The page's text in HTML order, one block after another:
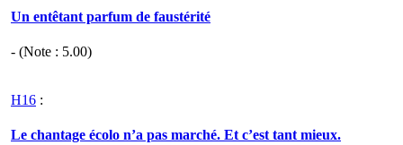
Un entêtant parfum de faustérité
- (Note : 5.00)
H16 :
Le chantage écolo n’a pas marché. Et c’est tant mieux.